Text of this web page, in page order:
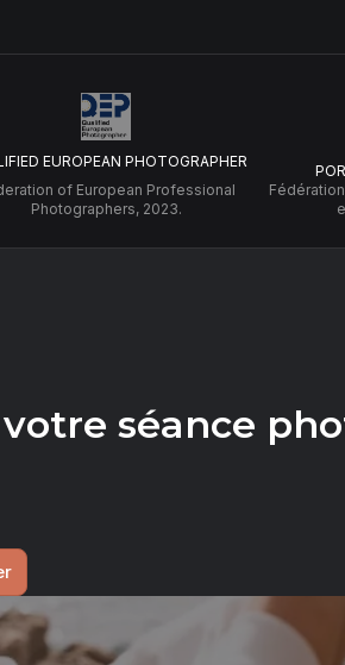
EUROPEAN PHOTOGRAPHER
of European Professional
Photographers, 2023.
séance